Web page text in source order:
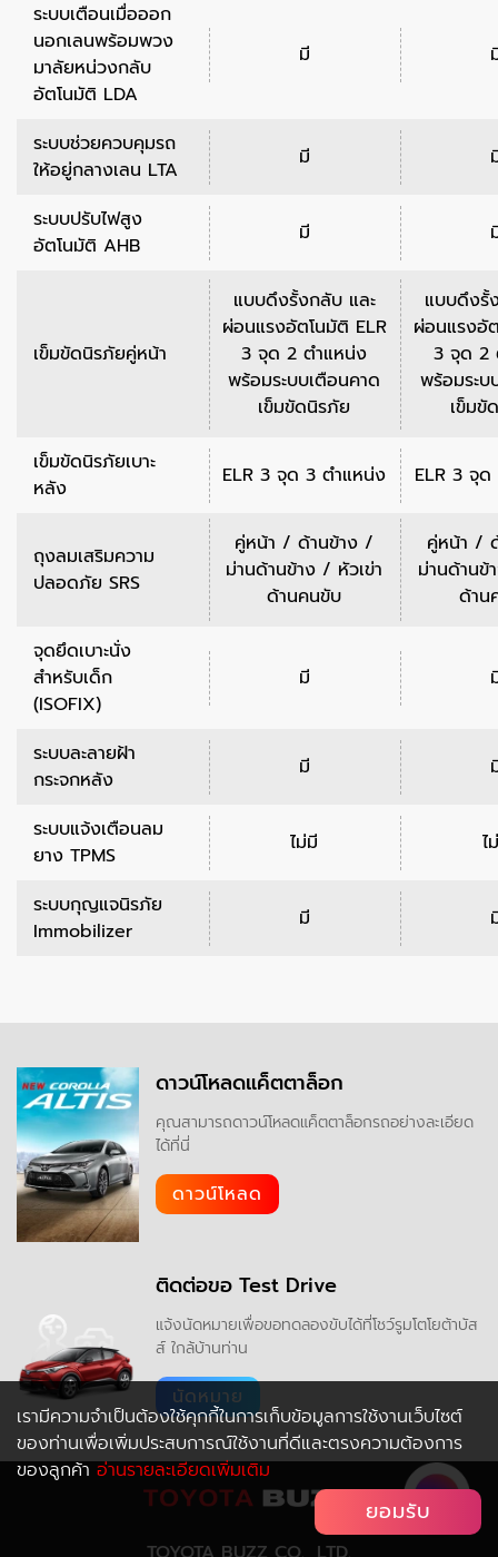
ระบบเตือนเมื่อออก
นอกเลนพร้อมพวง
มาลัยหน่วงกลับ
อัตโนมัติ LDA
มี
ระบบช่วยควบคุมรถ
ให้อยู่กลางเลน LTA
มี
ระบบปรับไฟสูง
อัตโนมัติ AHB
มี
เข็มขัดนิรภัยคู่หน้า
แบบดึงรั้งกลับ และ
ผ่อนแรงอัตโนมัติ ELR
3 จุด 2 ตำแหน่ง
พร้อมระบบเตือนคาด
เข็มขัดนิรภัย
แบบดึงรั้
ผ่อนแรงอั
3 จุด 2
พร้อมระบ
เข็มขั
เข็มขัดนิรภัยเบาะ
หลัง
ELR 3 จุด 3 ตำแหน่ง ELR 3 จุ
ถุงลมเสริมความ
ปลอดภัย SRS
คู่หน้า / ด้านข้าง /
ม่านด้านข้าง / หัวเข่า
ด้านคนขับ
คู่หน้า /
ม่านด้านข้
ด้าน
จุดยึดเบาะนั่ง
สำหรับเด็ก
(ISOFIX)
มี
ระบบละลายฝ้า
กระจกหลัง
มี
ระบบแจ้งเตือนลม
ยาง TPMS
ไม่มี ไ
ระบบกุญแจนิรภัย
Immobilizer
มี
ดาวน์โหลดแค็ตตาล็อก
คุณสามารถดาวน์โหลดแค็ตตาล็อกรถอย่างละเอียด
ได้ที่นี่
ดาวน์โหลด
ติดต่อขอ Test Drive
แจ้งนัดหมายเพื่อขอทดลองขับได้ที่โชว์รูมโตโยต้าบัส
ส์ ใกล้บ้านท่าน
นัดหมาย
เรามีความจำเป็นต้องใช้คุกกี้ในการเก็บข้อมูลการใช้งานเว็บไซต์
ของท่านเพื่อเพิ่มประสบการณ์ใช้งานที่ดีและตรงความต้องการ
ของลูกค้าอ่านรายละเอียดเพิ่มเติม
ยอมรับ